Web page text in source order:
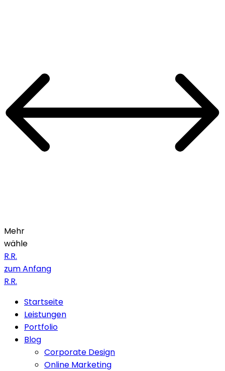
Mehr
wähle
R.R.
zum Anfang
R.R.
Startseite
Leistungen
Portfolio
Blog
Corporate Design
Online Marketing